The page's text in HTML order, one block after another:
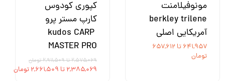
مونوفیلامنت
berkley trilene
آمریکایی اصلی
۶۴۱,۹۵۷ تا ۶۵۷,۶۱۲
تومان
کپوری کودوس
کارپ مستر پرو
kudos CARP
MASTER PRO
۲,۵۷۵,۰۶۹ تا ۲,۹۱۱,۵۰۹ تومان
۲,۳۸۵,۰۶۹ تا ۲,۶۶۱,۵۰۹ تومان